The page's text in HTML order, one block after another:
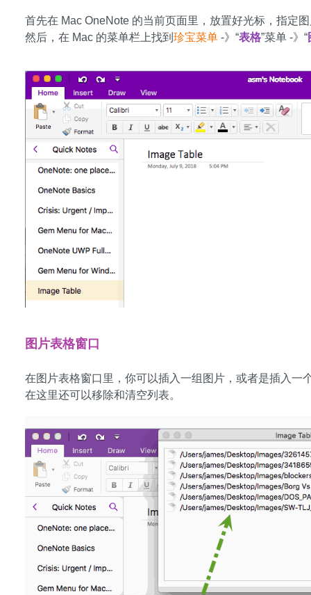
首先在 Mac OneNote 的当前页面里，放置好光标，指定
然后，在 Mac 的菜单栏上找到 珍宝菜单 -》“表格”菜单 -》“
图片表格窗口
在图片表格窗口里，你可以插入一组图片，或者是插入一
在这里还可以移除和清空列表。